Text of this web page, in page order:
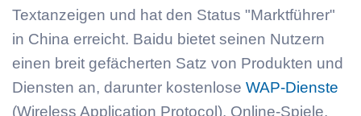
Textanzeigen und hat den Status "Marktführer"
in China erreicht. Baidu bietet seinen Nutzern
einen breit gefächerten Satz von Produkten und
Diensten an, darunter kostenlose WAP-Dienste
(Wireless Application Protocol), Online-Spiele,